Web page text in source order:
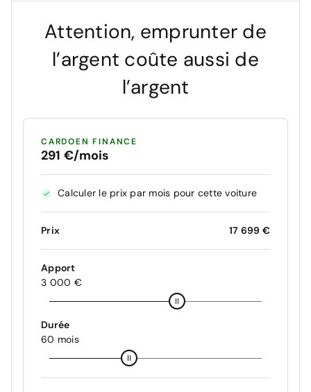
Attention, emprunter de
l’argent coûte aussi de
l’argent
CARDOEN FINANCE
291 €/mois
Calculer le prix par mois pour cette voiture
Prix 17 699 €
Apport
3 000 €
Durée
60 mois